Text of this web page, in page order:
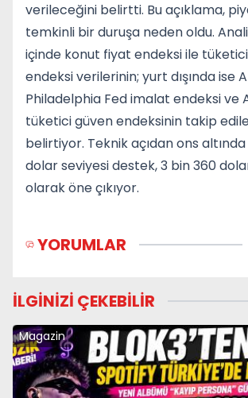
verileceğini belirtti. Bu açıklama,
temkinli bir duruşa neden oldu.
içinde konut fiyat endeksi ile
endeksi verilerinin; yurt dışında ise
Philadelphia Fed imalat endeksi ve
tüketici güven endeksinin takip
belirtiyor. Teknik açıdan ons
dolar seviyesi destek, 3 bin 360
olarak öne çıkıyor.
YORUMLAR
İLGİNİZİ ÇEKEBİLİR
Magazin